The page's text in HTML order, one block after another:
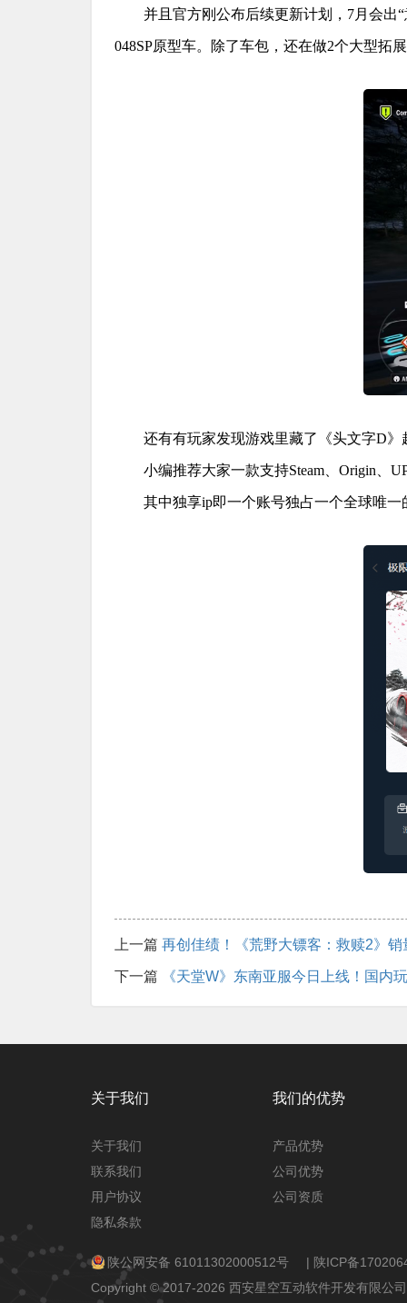
并且官方刚公布后续更新计划，7月会出
048SP原型车。除了车包，还在做2个大型拓
还有有玩家发现游戏里藏了《头文字D
小编推荐大家一款支持Steam、Origin、
其中独享ip即一个账号独占一个全球唯
上一篇 再创佳绩！《荒野大镖客：救赎2》
下一篇 《天堂W》东南亚服今日上线！国内
关于我们
关于我们
联系我们
用户协议
隐私条款
我们的优势
产品优势
公司优势
公司资质
陕公网安备 61011302000512号 | 陕ICP备
Copyright © 2017-2026 西安星空互动软件开发有限公